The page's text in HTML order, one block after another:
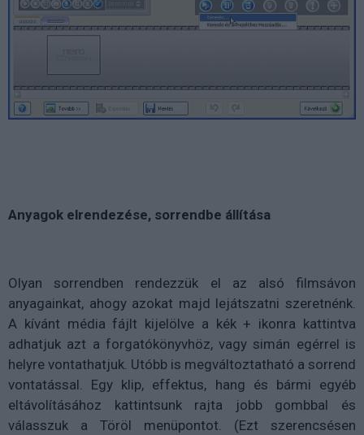
Anyagok elrendezése, sorrendbe állítása
Olyan sorrendben rendezzük el az alsó filmsávon
anyagainkat, ahogy azokat majd lejátszatni szeretnénk.
A kívánt média fájlt kijelölve a kék + ikonra kattintva
adhatjuk azt a forgatókönyvhöz, vagy simán egérrel is
helyre vontathatjuk. Utóbb is megváltoztatható a sorrend
vontatással. Egy klip, effektus, hang és bármi egyéb
eltávolításához kattintsunk rajta jobb gombbal és
válasszuk a Töröl menüpontot. (Ezt szerencsésen